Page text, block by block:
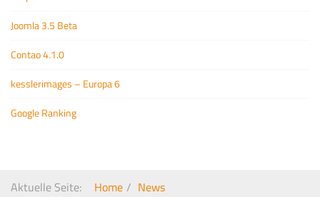
Joomla 3.5 Beta
Contao 4.1.0
kesslerimages – Europa 6
Google Ranking
Aktuelle Seite: Home
News